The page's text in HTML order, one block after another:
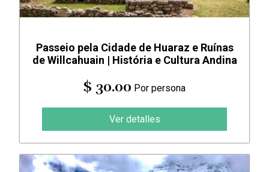
Passeio pela Cidade de Huaraz e Ruínas
de Willcahuain | História e Cultura Andina
$ 30.00 Por persona
Ver detalles